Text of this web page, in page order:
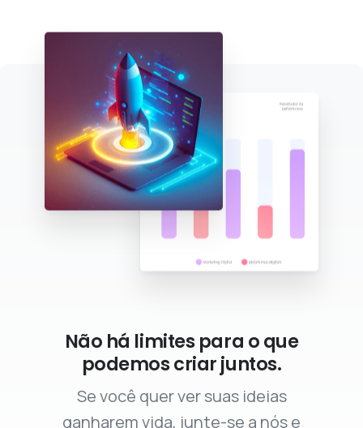
Não há limites para o que
podemos criar juntos.
Se você quer ver suas ideias
ganharem vida, junte-se a nós e